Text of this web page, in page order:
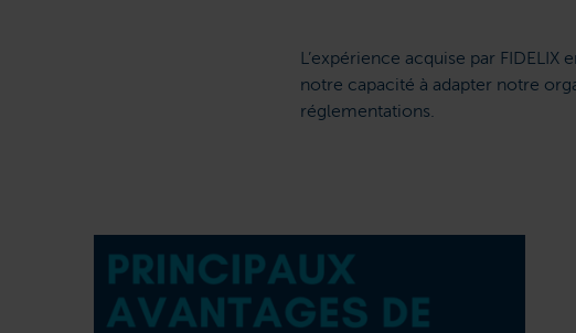
L’expérience acquise par
notre capacité à adapter notre
réglementations.